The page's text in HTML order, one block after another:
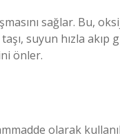
sağlar. Bu,
suyun hızla akıp
önler.
olarak